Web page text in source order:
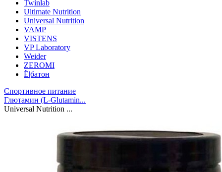
Twinlab
Ultimate Nutrition
Universal Nutrition
VAMP
VISTENS
VP Laboratory
Weider
ZEROMI
Ё|батон
Спортивное питание
Глютамин (L-Glutamin...
Universal Nutrition ...